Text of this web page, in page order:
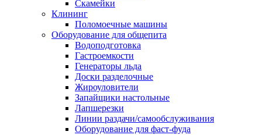
Скамейки
Клининг
Поломоечные машины
Оборудование для общепита
Водоподготовка
Гастроемкости
Генераторы льда
Доски разделочные
Жироуловители
Запайщики настольные
Лапшерезки
Линии раздачи/самообслуживания
Оборудование для фаст-фуда